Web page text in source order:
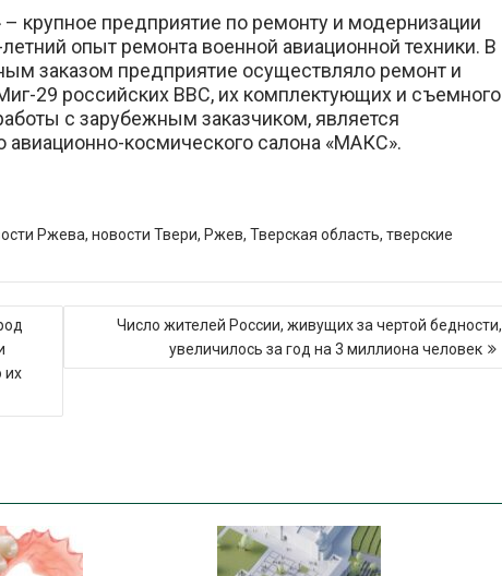
крупное предприятие по ремонту и модернизации
опыт ремонта военной авиационной техники. В
заказом предприятие осуществляло ремонт и
29 российских ВВС, их комплектующих и съемного
с зарубежным заказчиком, является
космического салона «МАКС».
Ржева, новости Твери, Ржев, Тверская область, тверские
их
Число жителей России, живущих за чертой бедности,
увеличилось за год на 3 миллиона человек